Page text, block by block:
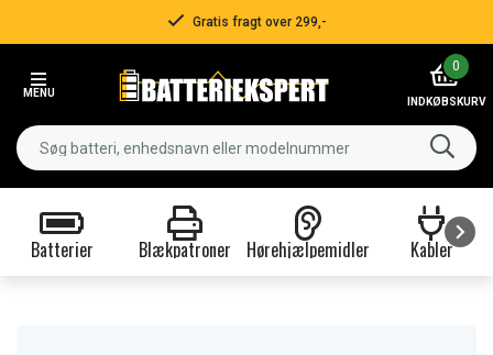
Gratis fragt over 299,-
MENU
0
INDKØBSKURV
Batterier Blækpatroner Hørehjælpemidler Kabler